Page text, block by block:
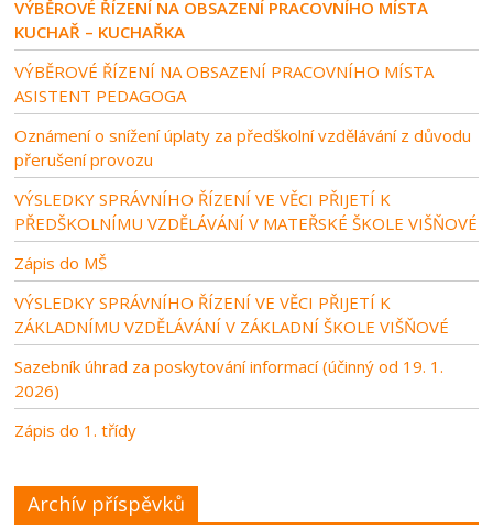
VÝBĚROVÉ ŘÍZENÍ NA OBSAZENÍ PRACOVNÍHO MÍSTA
KUCHAŘ – KUCHAŘKA
VÝBĚROVÉ ŘÍZENÍ NA OBSAZENÍ PRACOVNÍHO MÍSTA
ASISTENT PEDAGOGA
Oznámení o snížení úplaty za předškolní vzdělávání z důvodu
přerušení provozu
VÝSLEDKY SPRÁVNÍHO ŘÍZENÍ VE VĚCI PŘIJETÍ K
PŘEDŠKOLNÍMU VZDĚLÁVÁNÍ V MATEŘSKÉ ŠKOLE VIŠŇOVÉ
Zápis do MŠ
VÝSLEDKY SPRÁVNÍHO ŘÍZENÍ VE VĚCI PŘIJETÍ K
ZÁKLADNÍMU VZDĚLÁVÁNÍ V ZÁKLADNÍ ŠKOLE VIŠŇOVÉ
Sazebník úhrad za poskytování informací (účinný od 19. 1.
2026)
Zápis do 1. třídy
Archív příspěvků